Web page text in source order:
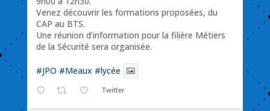
Venez découvrir les formations proposées, du
CAP au BTS.
Une réunion d’information pour la filière Métiers
de la Sécurité sera organisée.
#JPO #Meaux #lycée
Twitter